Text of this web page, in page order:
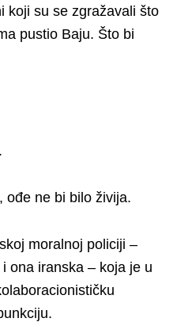
koji su se zgražavali što
pustio Baju. Što bi
ođe ne bi bilo živija.
moralnoj policiji –
ona iranska – koja je u